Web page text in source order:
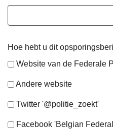
Hoe hebt u dit
Website van de Federale
Andere website
Twitter '@politie_zoekt'
Facebook 'Belgian